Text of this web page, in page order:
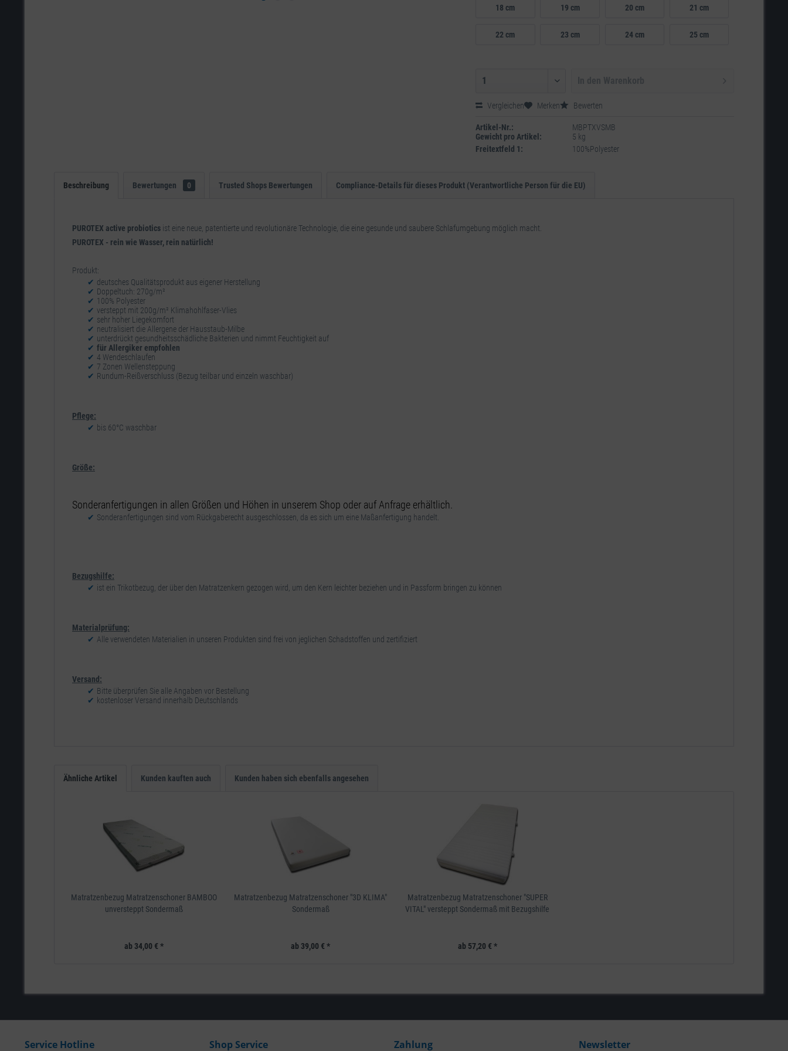
18 cm 19 cm 20 cm 21 cm
22 cm 23 cm 24 cm 25 cm
Vergleichen Merken Bewerten
Artikel-Nr.:
MBPTXVSMB
Gewicht pro Artikel:
5 kg
Freitextfeld 1:
100%Polyester
Beschreibung Bewertungen 0 Trusted Shops Bewertungen Compliance-Details für dieses Produkt (Verantwortliche Person für die EU)
PUROTEX active probiotics ist eine neue, patentierte und revolutionäre Technologie, die eine gesunde und saubere Schlafumgebung möglich macht.
PUROTEX - rein wie Wasser, rein natürlich!
Produkt:
deutsches Qualitätsprodukt aus eigener Herstellung
Doppeltuch: 270g/m²
100% Polyester
versteppt mit 200g/m² Klimahohlfaser-Vlies
sehr hoher Liegekomfort
neutralisiert die Allergene der Hausstaub-Milbe
unterdrückt gesundheitsschädliche Bakterien und nimmt Feuchtigkeit auf
für Allergiker empfohlen
4 Wendeschlaufen
7 Zonen Wellensteppung
Rundum-Reißverschluss (Bezug teilbar und einzeln waschbar)
Pflege:
bis 60°C waschbar
Größe:
Sonderanfertigungen in allen Größen und Höhen in unserem Shop oder auf Anfrage erhältlich.
Sonderanfertigungen sind vom Rückgaberecht ausgeschlossen, da es sich um eine Maßanfertigung handelt.
Bezugshilfe:
ist ein Trikotbezug, der über den Matratzenkern gezogen wird, um den Kern leichter beziehen und in Passform bringen zu können
Materialprüfung:
Alle verwendeten Materialien in unseren Produkten sind frei von jeglichen Schadstoffen und zertifiziert
Versand:
Bitte überprüfen Sie alle Angaben vor Bestellung
kostenloser Versand innerhalb Deutschlands
Ähnliche Artikel Kunden kauften auch Kunden haben sich ebenfalls angesehen
Matratzenbezug Matratzenschoner BAMBOO
unversteppt Sondermaß
ab 34,00 € *
Matratzenbezug Matratzenschoner "3D KLIMA"
Sondermaß
ab 39,00 € *
Matratzenbezug Matratzenschoner "SUPER
VITAL" versteppt Sondermaß mit Bezugshilfe
ab 57,20 € *
Service Hotline Shop Service Zahlung Newsletter